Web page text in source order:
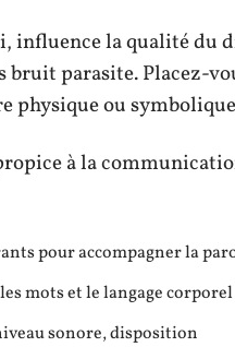
influence la qualité du
bruit parasite. Placez-
physique ou
à la
pour accompagner la
mots et le langage corporel
sonore, disposition